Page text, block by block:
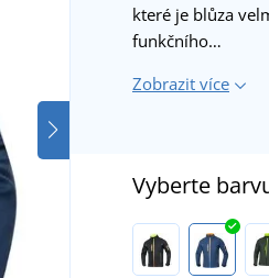
které je blůza
funkčního…
Zobrazit více
Vyberte